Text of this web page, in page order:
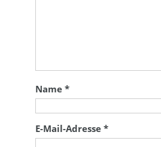
Name*
E-Mail-Adresse*